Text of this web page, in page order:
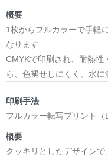
<デザイン画集:Comics
＜著者:挿画作成＞ 凛
日本語版: https://
-挿画デザイン画集&グ
＜著者/小説:作詞:挿画作
凛々風 猛-リリカゼタケ
https://amzn.asia/d/
概要
1枚からフルカラーで手軽
なります
CMYKで印刷され、耐熱性
ら、色褪せしにくく、水に
印刷手法
フルカラー転写プリント（
概要
クッキリとしたデザイン